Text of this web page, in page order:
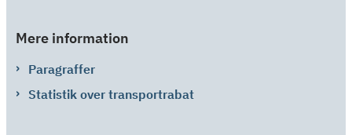
Mere information
Paragraffer
Statistik over transportrabat